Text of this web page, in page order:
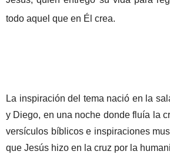
todo aquel que en Él crea.
La inspiración del tema nació en la
y Diego, en una noche donde fluía la
versículos bíblicos e inspiraciones
que Jesús hizo en la cruz por la